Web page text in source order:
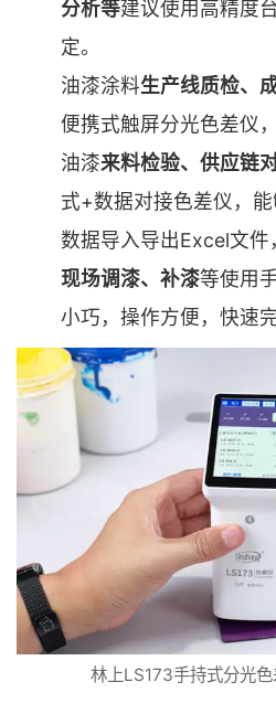
分析等建议使用高精度
定。
油漆涂料生产线质检、
便携式触屏分光色差仪
油漆来料检验、供应链
式+数据对接色差仪，
数据导入导出Excel文件
现场调漆、补漆等使用
小巧，操作方便，快速
林上LS173手持式分光